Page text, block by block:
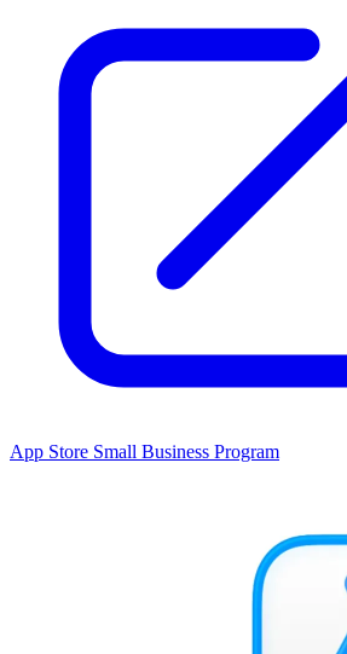
App Store Small Business Program